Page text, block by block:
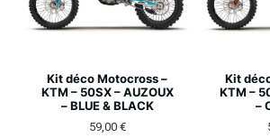
Kit déco Motocross –
KTM – 50SX – AUZOUX
– BLUE & BLACK
59,00 €
Kit
KTM –
–